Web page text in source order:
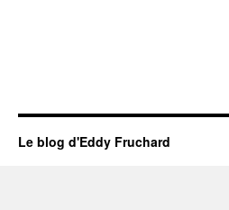
Le blog d'Eddy Fruchard